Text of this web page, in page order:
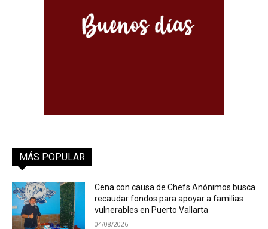
MÁS POPULAR
Cena con causa de Chefs Anónimos busca
recaudar fondos para apoyar a familias
vulnerables en Puerto Vallarta
04/08/2026